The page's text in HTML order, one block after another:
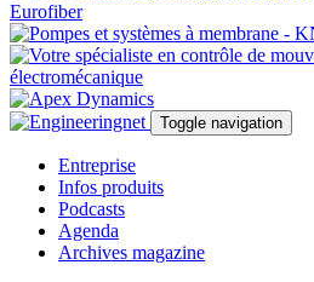
Toggle navigation
Entreprise
Infos produits
Podcasts
Agenda
Archives magazine